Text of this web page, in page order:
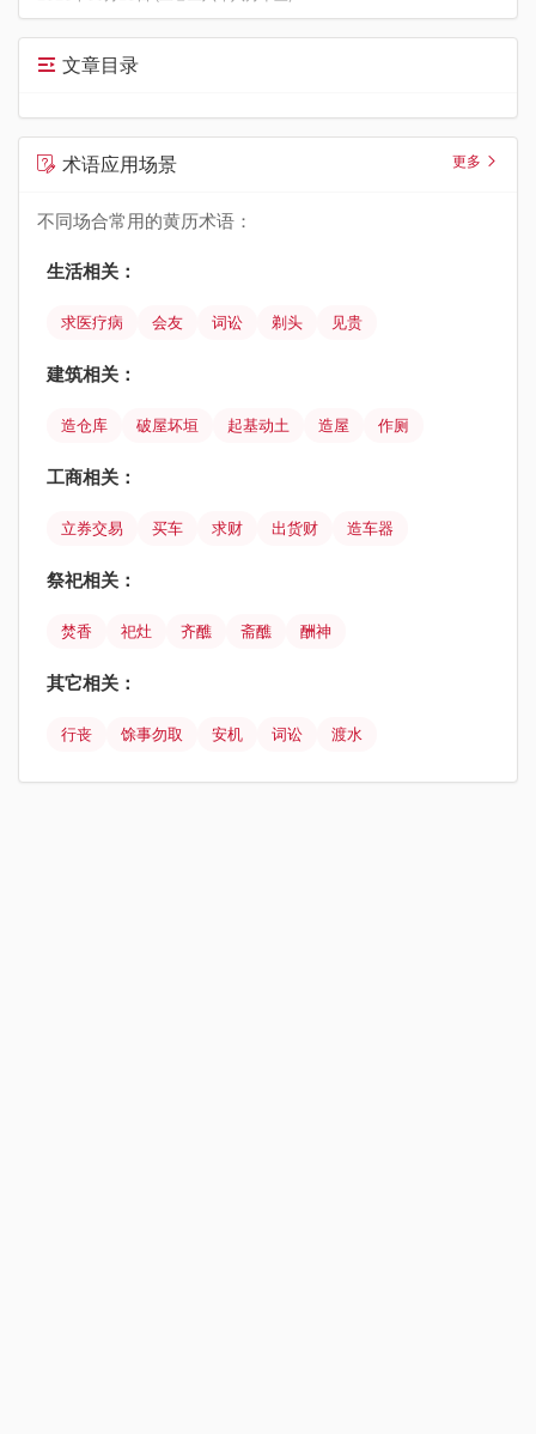
文章目录
术语应用场景 更多
不同场合常用的黄历术语：
生活相关：
求医疗病 会友 词讼 剃头 见贵
建筑相关：
造仓库 破屋坏垣 起基动土 造屋 作厕
工商相关：
立券交易 买车 求财 出货财 造车器
祭祀相关：
焚香 祀灶 齐醮 斋醮 酬神
其它相关：
行丧 馀事勿取 安机 词讼 渡水